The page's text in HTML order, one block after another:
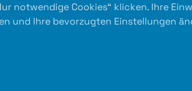
notwendige Cookies“ klicken. Ihre
und Ihre bevorzugten Einstellungen